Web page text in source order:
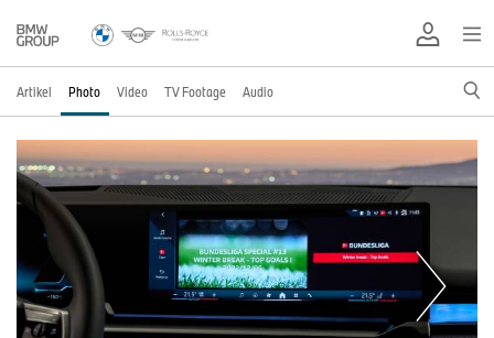
Artikel Photo Video TV Footage Audio